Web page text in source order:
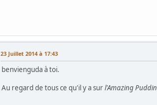
23 Juillet 2014 à 17:43
benvienguda à toi.
Au regard de tous ce qu'il y a surl'Amazing